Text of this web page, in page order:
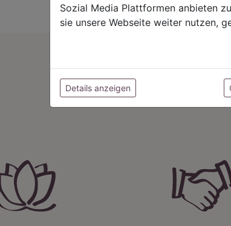
Sozial Media Plattformen anbieten
sie unsere Webseite weiter nutzen,
Details anzeigen